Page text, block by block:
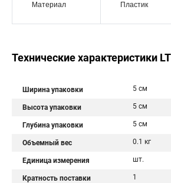
Материал Пластик
Технические характеристики
Ширина упаковки 5 см
Высота упаковки 5 см
Глубина упаковки 5 см
Объемный вес 0.1 кг
Единица измерения шт.
Кратность поставки 1